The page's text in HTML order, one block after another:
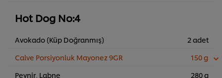
Hot Dog No:4
Avokado (Küp Doğranmış)
2 adet
Calve Porsiyonluk Mayonez 9GR
150 g
Peynir, Labne
280 g